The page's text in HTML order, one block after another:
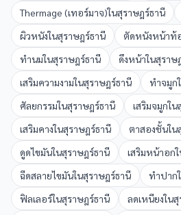
Thermage (เทอร์มาจ)ในสุราษฎร์ธานี
ผิวหนังในสุราษฎร์ธานี ตัดหนังหน้าท้
ทำนมในสุราษฎร์ธานี ดึงหน้าในสุราษ
เสริมความงามในสุราษฎร์ธานี ทำจมูก
ศัลยกรรมในสุราษฎร์ธานี เสริมจมูกใน
เสริมคางในสุราษฎร์ธานี ตาสองชั้นใน
ดูดไขมันในสุราษฎร์ธานี เสริมหน้าอก
ฉีดสลายไขมันในสุราษฎร์ธานี ทำปาก
ฟิลเลอร์ในสุราษฎร์ธานี ลดเหนียงในสุ